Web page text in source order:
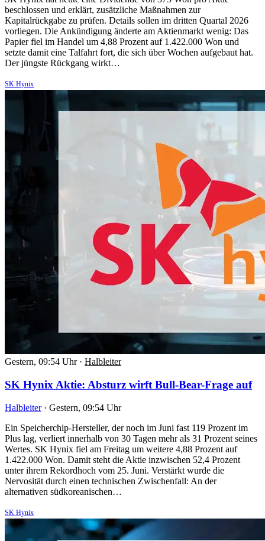
beschlossen und erklärt, zusätzliche Maßnahmen zur
Kapitalrückgabe zu prüfen. Details sollen im dritten Quartal 2026
vorliegen. Die Ankündigung änderte am Aktienmarkt wenig: Das
Papier fiel im Handel um 4,88 Prozent auf 1.422.000 Won und
setzte damit eine Talfahrt fort, die sich über Wochen aufgebaut hat.
Der jüngste Rückgang wirkt…
SK Hynix
Gestern, 09:54 Uhr · Halbleiter
SK Hynix Aktie: Absturz wirft Bull-Bear-Frage auf
Halbleiter · Gestern, 09:54 Uhr
Ein Speicherchip-Hersteller, der noch im Juni fast 119 Prozent im
Plus lag, verliert innerhalb von 30 Tagen mehr als 31 Prozent seines
Wertes. SK Hynix fiel am Freitag um weitere 4,88 Prozent auf
1.422.000 Won. Damit steht die Aktie inzwischen 52,4 Prozent
unter ihrem Rekordhoch vom 25. Juni. Verstärkt wurde die
Nervosität durch einen technischen Zwischenfall: An der
alternativen südkoreanischen…
SK Hynix